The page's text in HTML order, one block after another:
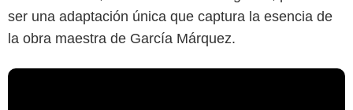
ser una adaptación única que captura la esencia de
la obra maestra de García Márquez.